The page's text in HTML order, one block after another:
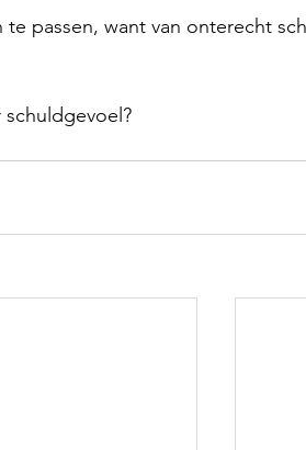
passen, want van onterecht